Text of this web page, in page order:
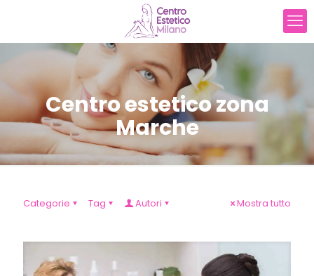
Centro estetico zona
Marche
Categorie Tag Autori Mostra tutto